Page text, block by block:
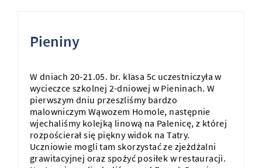
Pieniny
W dniach 20-21.05. br. klasa 5c uczestniczyła w
wycieczce szkolnej 2-dniowej w Pieninach. W
pierwszym dniu przeszliśmy bardzo
malowniczym Wąwozem Homole, następnie
wjechaliśmy kolejką linową na Palenicę, z której
rozpościerał się piękny widok na Tatry.
Uczniowie mogli tam skorzystać ze zjeżdżalni
grawitacyjnej oraz spożyć posiłek w restauracji.